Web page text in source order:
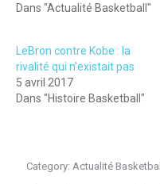
Dans "Actualité Basketball"
LeBron contre Kobe : la
rivalité qui n’existait pas
5 avril 2017
Dans "Histoire Basketball"
Category: Actualité Basketball